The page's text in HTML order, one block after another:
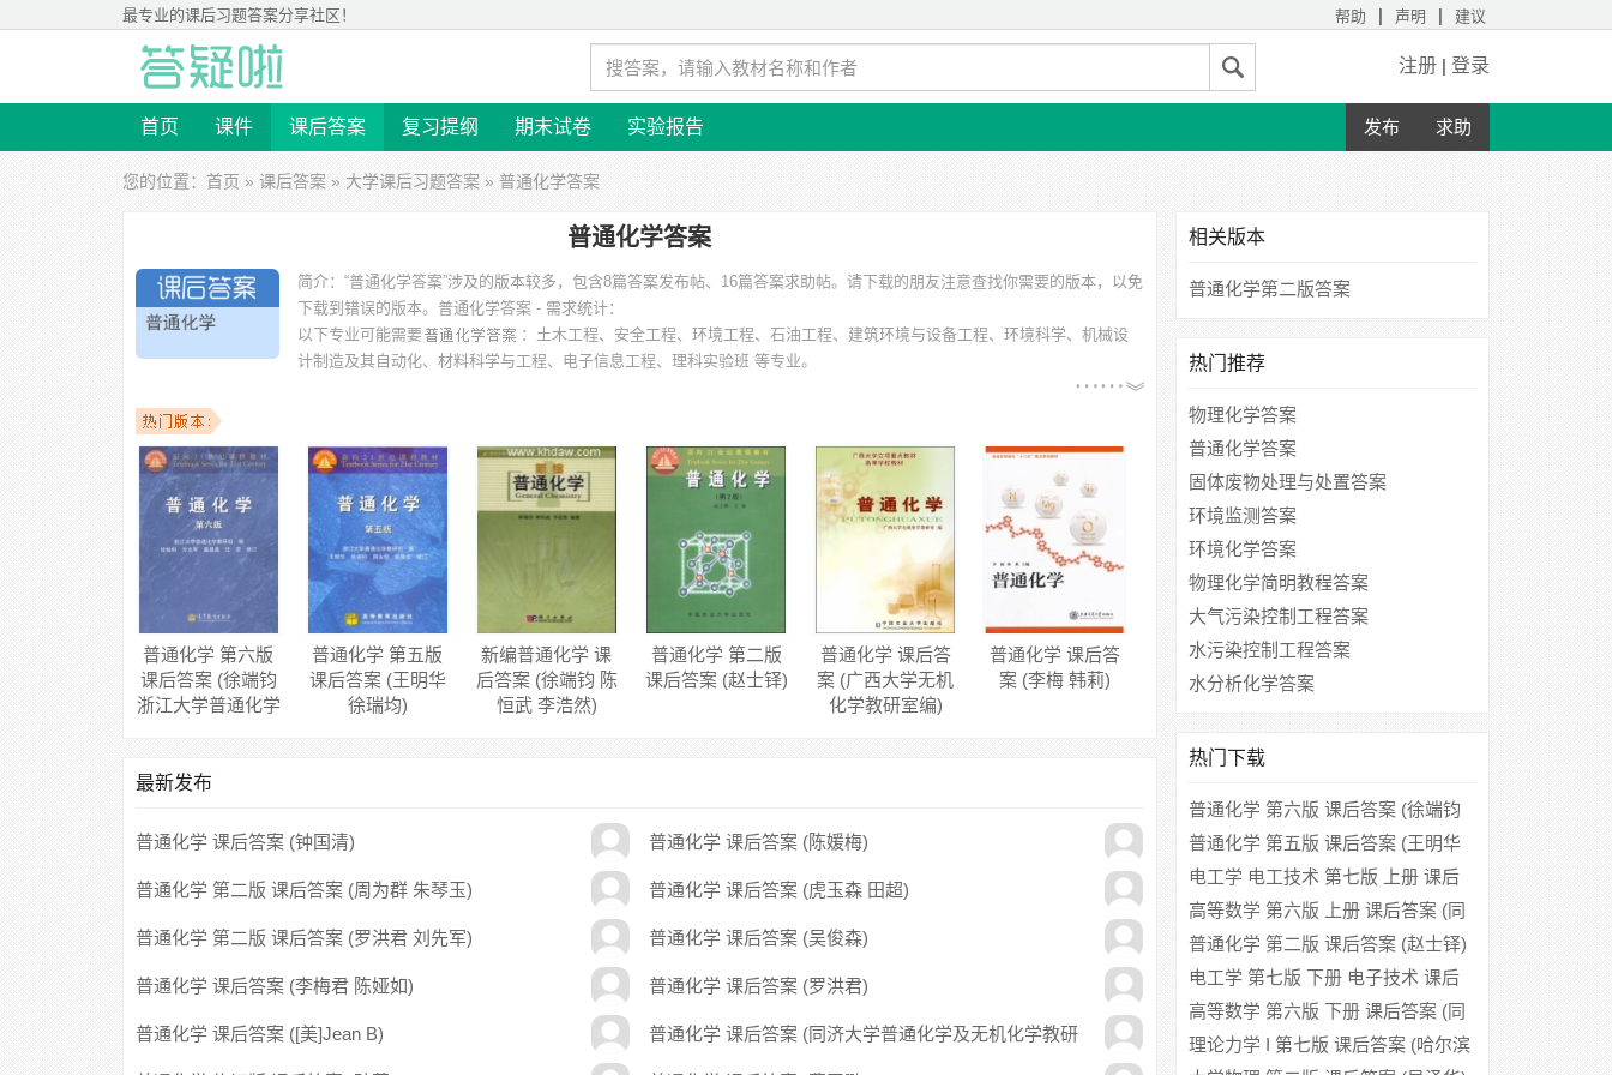
最专业的课后习题答案分享社区！ 帮助 | 声明 | 建议
注册 | 登录
首页 课件 课后答案 复习提纲 期末试卷 实验报告 发布 求助
您的位置： 首页 » 课后答案 » 大学课后习题答案 » 普通化学答案
普通化学答案
简介： “普通化学答案”涉及的版本较多，包含8篇答案发布帖、16篇答案求助帖。请下载的朋友注意查找你需要的版本，以免
下载到错误的版本。 普通化学答案 - 需求统计：
以下专业可能需要
：土木工程、安全工程、环境工程、石油工程、建筑环境与设备工程、环境科学、机械设
计制造及其自动化、材料科学与工程、电子信息工程、理科实验班 等专业。
：浙江大学、广西大学、中山大学、上海理工大学、内蒙古工业大学、中国石油大学、广东工业大学、贵州大
学、湖南大学、同济大学 等。
普通化学 第六版
课后答案 (徐端钧
浙江大学普通化学
普通化学 第五版
课后答案 (王明华
徐瑞均)
新编普通化学 课
后答案 (徐端钧 陈
恒武 李浩然)
普通化学 第二版
课后答案 (赵士铎)
普通化学 课后答
案 (广西大学无机
化学教研室编)
普通化学 课后答
案 (李梅 韩莉)
最新发布
普通化学 课后答案 (钟国清) 普通化学 课后答案 (陈媛梅)
普通化学 第二版 课后答案 (周为群 朱琴玉) 普通化学 课后答案 (虎玉森 田超)
普通化学 第二版 课后答案 (罗洪君 刘先军) 普通化学 课后答案 (吴俊森)
普通化学 课后答案 (李梅君 陈娅如) 普通化学 课后答案 (罗洪君)
普通化学 课后答案 ([美]Jean B)
普通化学 课后答案 (同济大学普通化学及无机化学教研
相关版本
普通化学第二版答案
热门推荐
物理化学答案
普通化学答案
固体废物处理与处置答案
环境监测答案
环境化学答案
物理化学简明教程答案
大气污染控制工程答案
水污染控制工程答案
水分析化学答案
热门下载
普通化学 第六版 课后答案 (徐端钧
浙江大学普通化学教研组)
普通化学 第五版 课后答案 (王明华
徐瑞均)
电工学 电工技术 第七版 上册 课后
答案 (秦曾煌 姜三勇)
高等数学 第六版 上册 课后答案 (同
济大学数学系)
普通化学 第二版 课后答案 (赵士铎)
电工学 第七版 下册 电子技术 课后
答案 (秦曾煌)
高等数学 第六版 下册 课后答案 (同
济大学数学系)
理论力学 I 第七版 课后答案 (哈尔滨